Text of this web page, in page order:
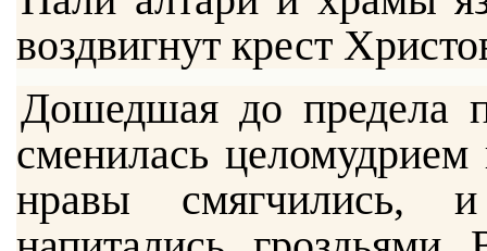
воздвигнут крест
Дошедшая до предела
сменилась
нравы смягчились,